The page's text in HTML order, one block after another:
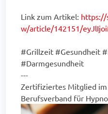
Link zum Artikel: https://
w/article/142151/
#Grillzeit #Gesundheit
#Darmgesundheit
---
Zertifiziertes Mitglied im
Berufsverband für